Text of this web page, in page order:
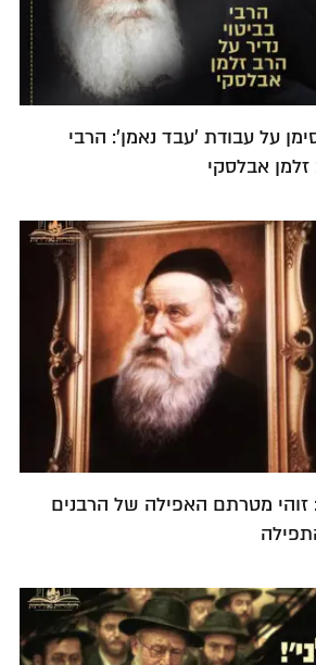
על עבודת 'עבד נאמן': הרבי
זלמן אבלסקי
זוהי מטרתם האפילה של הרבנים